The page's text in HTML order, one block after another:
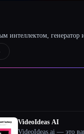
интеллектом,
VideoIdeas AI
VideoIdeas.ai — это